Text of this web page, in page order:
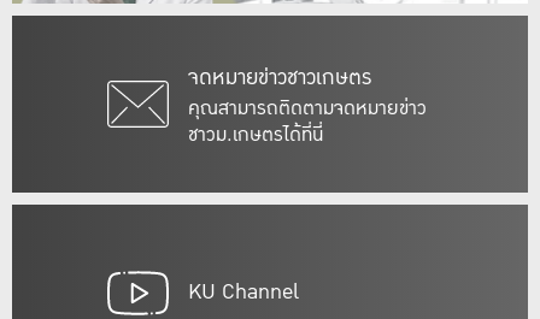
จดหมายข่าวชาวเกษตร
คุณสามารถติดตามจดหมายข่าว
ชาวม.เกษตรได้ที่นี่
KU Channel